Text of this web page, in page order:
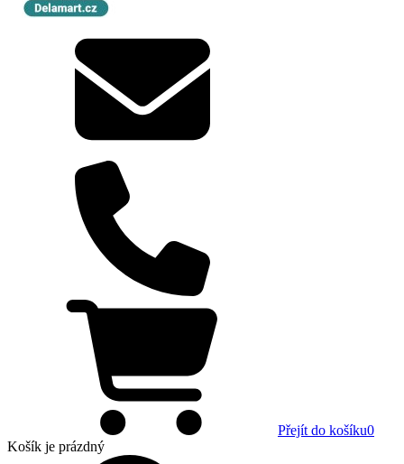
Přejít do košíku0
Košík je prázdný